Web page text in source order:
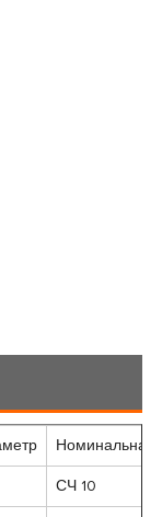
Номинальная
СЧ 10